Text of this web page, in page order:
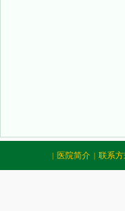
| 医院简介 | 联系方